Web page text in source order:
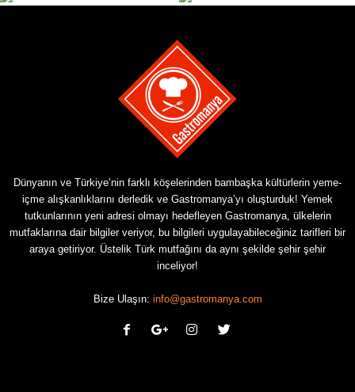
Dünyanın ve Türkiye’nin farklı köşelerinden bambaşka kültürlerin yeme-
içme alışkanlıklarını derledik ve Gastromanya’yı oluşturduk! Yemek
tutkunlarının yeni adresi olmayı hedefleyen Gastromanya, ülkelerin
mutfaklarına dair bilgiler veriyor, bu bilgileri uygulayabileceğiniz tarifleri bir
araya getiriyor. Üstelik Türk mutfağını da aynı şekilde şehir şehir
inceliyor!
Bize Ulaşın: info@gastromanya.com